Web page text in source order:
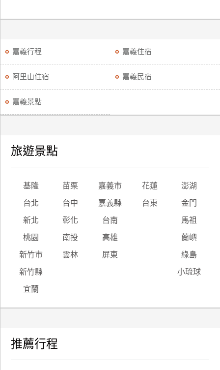
嘉義行程 嘉義住宿
阿里山住宿 嘉義民宿
嘉義景點
旅遊景點
基隆 苗栗 嘉義市 花蓮 澎湖
台北 台中 嘉義縣 台東 金門
新北 彰化 台南 馬祖
桃園 南投 高雄 蘭嶼
新竹市 雲林 屏東 綠島
新竹縣 小琉球
宜蘭
推薦行程